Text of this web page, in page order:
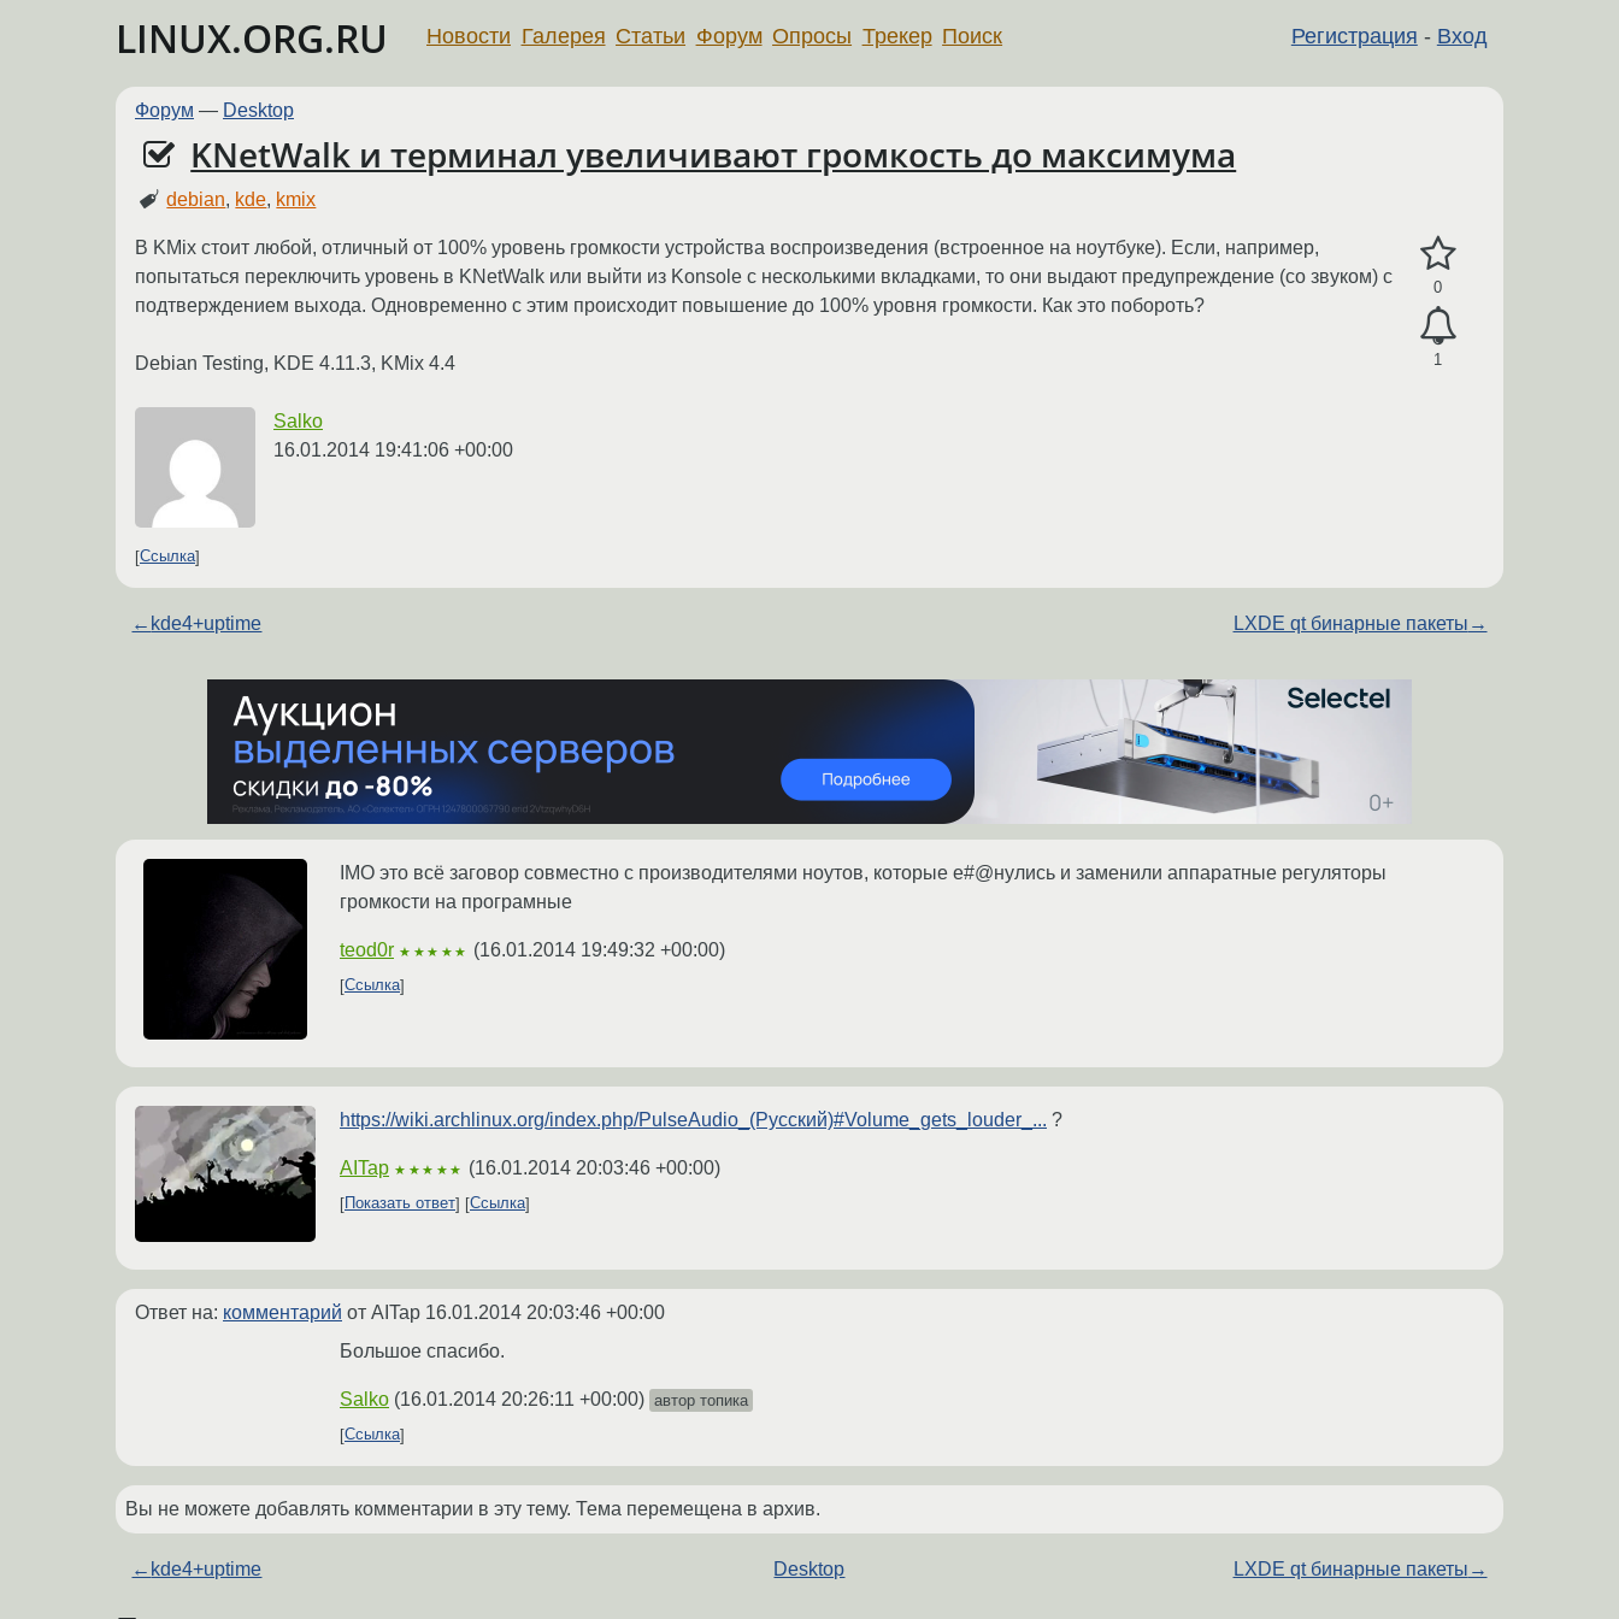
LINUX.ORG.RU Регистрация - Вход
Новости Галерея Статьи Форум Опросы Трекер Поиск
Форум — Desktop
KNetWalk и терминал увеличивают громкость до максимума
debian, kde, kmix
0
1
В KMix стоит любой, отличный от 100% уровень громкости устройства воспроизведения (встроенное на ноутбуке). Если, например,
попытаться переключить уровень в KNetWalk или выйти из Konsole с несколькими вкладками, то они выдают предупреждение (со звуком) с
подтверждением выхода. Одновременно с этим происходит повышение до 100% уровня громкости. Как это побороть?
Debian Testing, KDE 4.11.3, KMix 4.4
Salko
16.01.2014 19:41:06 +00:00
Ссылка
← kde4+uptime LXDE qt бинарные пакеты →
IMO это всё заговор совместно с производителями ноутов, которые е#@нулись и заменили аппаратные регуляторы
громкости на програмные
teod0r ★★★★★ (16.01.2014 19:49:32 +00:00)
Ссылка
https://wiki.archlinux.org/index.php/PulseAudio_(Русский)#Volume_gets_louder_... ?
AITap ★★★★★ (16.01.2014 20:03:46 +00:00)
Показать ответ Ссылка
Ответ на: комментарий от AITap 16.01.2014 20:03:46 +00:00
Большое спасибо.
Salko (16.01.2014 20:26:11 +00:00) автор топика
Ссылка
Вы не можете добавлять комментарии в эту тему. Тема перемещена в архив.
← kde4+uptime Desktop LXDE qt бинарные пакеты →